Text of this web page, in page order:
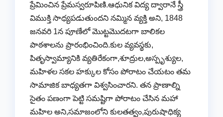
ప్రేమించిన ప్రేమస్వరూపిణి.ఆధునిక విద్య ద్వారానే స్త్రీ
విముక్తి సాధ్యపడుతుందని నమ్మిన వ్యక్తి అని, 1848
జనవరి 1న పూణేలో మొట్టమొదటగా బాలికల
పాఠశాలను ప్రారంభించింది.కుల వ్యవస్థకు,
పితృస్వామ్యానికి వ్యతిరేకంగా,శూద్రుల,అస్పృశ్యుల,
మహిళల సకల హక్కుల కోసం పోరాటం చేయటం తమ
సామాజిక బాధ్యతగా విశ్వసించారని. తన ప్రాణాల్ని
సైతం పణంగా పెట్టి సమష్టిగా పోరాటం చేసిన మహా
మహిల అని,సమాజంలోని కులతత్వం,పురుషాధిక్య